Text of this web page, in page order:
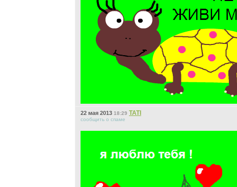
22 мая 2013 18:29 ТАТI
сообщить о спаме